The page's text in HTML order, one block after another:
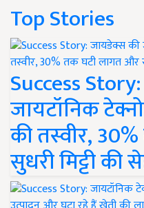
Top Stories
Success
जायटॉनिक
की तस्वीर,
सुधरी मिट्टी की